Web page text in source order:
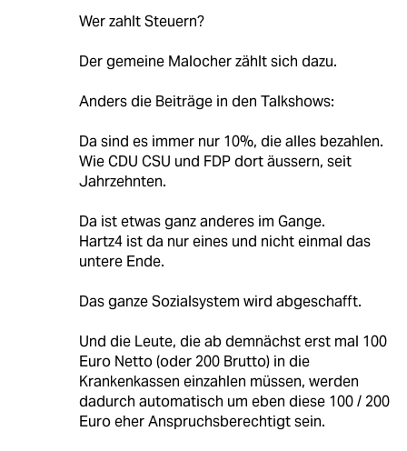
Wer zahlt Steuern?
Der gemeine Malocher zählt sich dazu.
Anders die Beiträge in den Talkshows:
Da sind es immer nur 10%, die alles bezahlen.
Wie CDU CSU und FDP dort äussern, seit
Jahrzehnten.
Da ist etwas ganz anderes im Gange.
Hartz4 ist da nur eines und nicht einmal das
untere Ende.
Das ganze Sozialsystem wird abgeschafft.
Und die Leute, die ab demnächst erst mal 100
Euro Netto (oder 200 Brutto) in die
Krankenkassen einzahlen müssen, werden
dadurch automatisch um eben diese 100 / 200
Euro eher Anspruchsberechtigt sein.